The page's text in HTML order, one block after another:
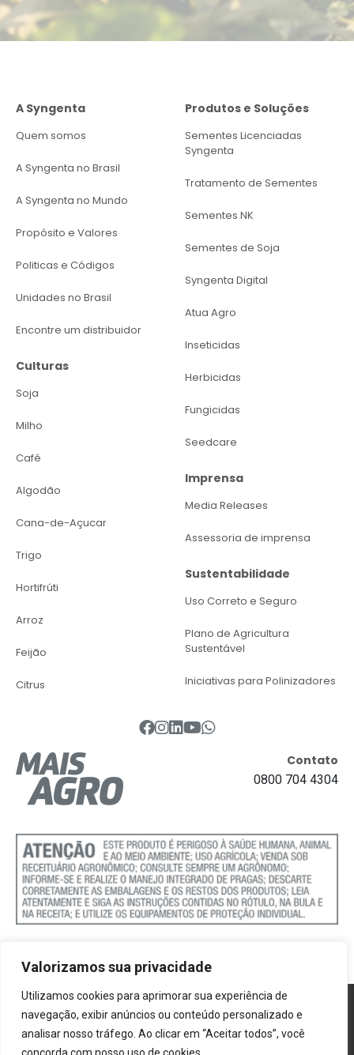
Valorizamos sua privacidade
Utilizamos cookies para aprimorar sua experiência de
navegação, exibir anúncios ou conteúdo personalizado e
analisar nosso tráfego. Ao clicar em “Aceitar todos”, você
A Syngenta
Quem somos
A Syngenta no Brasil
A Syngenta no Mundo
Propósito e Valores
Politicas e Códigos
Unidades no Brasil
Encontre um distribuidor
Culturas
Soja
Milho
Café
Algodão
Cana-de-Açucar
Trigo
Hortifrúti
Arroz
Feijão
Citrus
Produtos e Soluções
Sementes Licenciadas
Syngenta
Tratamento de Sementes
Sementes NK
Sementes de Soja
Syngenta Digital
Atua Agro
Inseticidas
Herbicidas
Fungicidas
Seedcare
Imprensa
Media Releases
Assessoria de imprensa
Sustentabilidade
Uso Correto e Seguro
Plano de Agricultura
Sustentável
Iniciativas para Polinizadores
Contato
0800 704 4304
Política de Cookies
Termos e Condições